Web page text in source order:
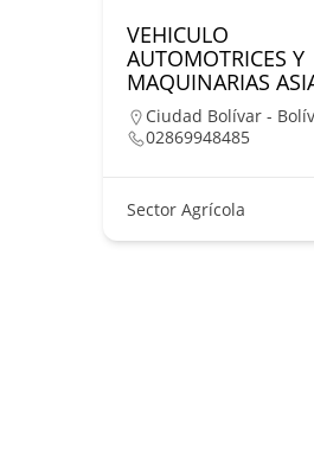
VEHICULO
AUTOMOTRICES Y
MAQUINARIAS
Ciudad Bolívar -
02869948485
Sector Agrícola